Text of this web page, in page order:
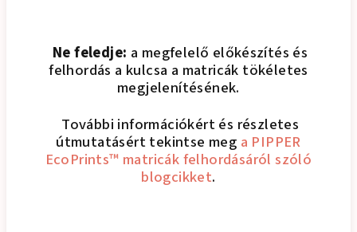
Ne feledje: a megfelelő előkészítés és
felhordás a kulcsa a matricák tökéletes
megjelenítésének.
További információkért és részletes
útmutatásért tekintse meg a PIPPER
EcoPrints™ matricák felhordásáról szóló
blogcikket.